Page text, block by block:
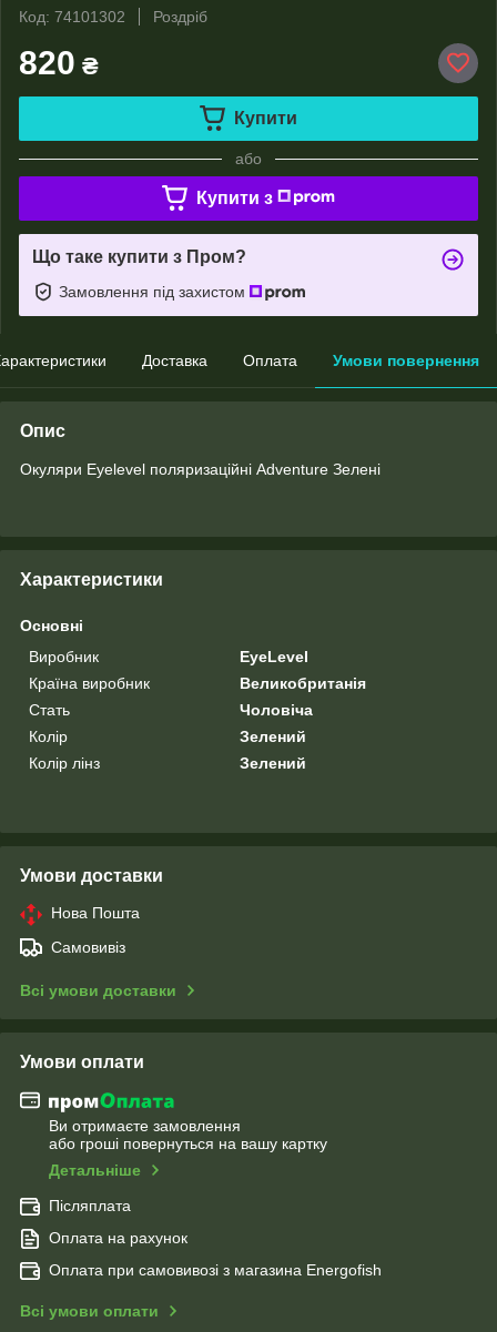
Код: 74101302
Роздріб
820 ₴
Купити
або
Купити з
Що таке купити з Пром?
Замовлення під захистом
Доставка Оплата Умови повернення
Опис
Окуляри Eyelevel поляризаційні Adventure Зелені
Характеристики
Основні
Виробник
EyeLevel
Країна виробник
Великобританія
Стать
Чоловіча
Колір
Зелений
Колір лінз
Зелений
Умови доставки
Нова Пошта
Самовивіз
Всі умови доставки
Умови оплати
Ви отримаєте замовлення
або гроші повернуться на вашу картку
Детальніше
Післяплата
Оплата на рахунок
Оплата при самовивозі з магазина Energofish
Всі умови оплати